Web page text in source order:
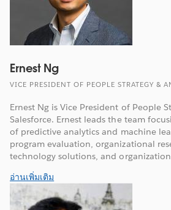
Ernest Ng
VICE PRESIDENT OF PEOPLE STRATEGY &
Ernest Ng is Vice President of People
Salesforce. Ernest leads the team
of predictive analytics and machine
program evaluation, organizational
technology solutions, and
อ่านเพิ่มเติม